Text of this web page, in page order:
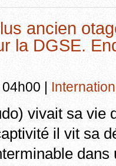
ancien
la DGSE.
|
vivait sa vie
il vit sa